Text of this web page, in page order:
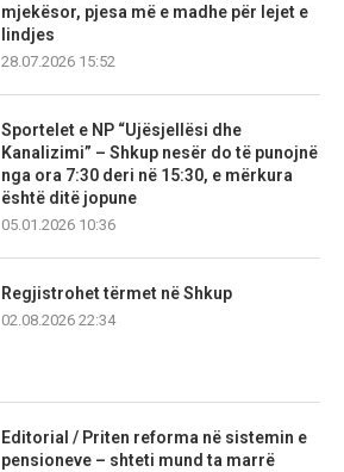
mjekësor, pjesa më e madhe për lejet e
lindjes
28.07.2026 15:52
Sportelet e NP “Ujësjellësi dhe
Kanalizimi” – Shkup nesër do të punojnë
nga ora 7:30 deri në 15:30, e mërkura
është ditë jopune
05.01.2026 10:36
Regjistrohet tërmet në Shkup
02.08.2026 22:34
Editorial / Priten reforma në sistemin e
pensioneve – shteti mund ta marrë